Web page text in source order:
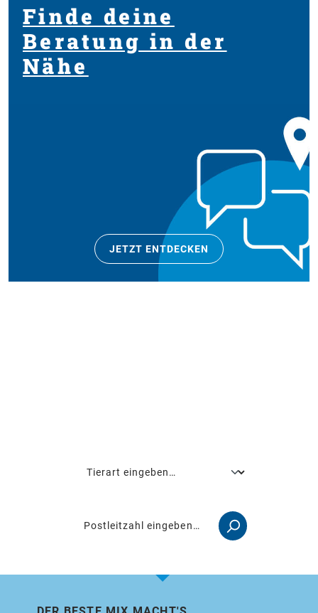
Finde deine
Beratung in der
Nähe
JETZT ENTDECKEN